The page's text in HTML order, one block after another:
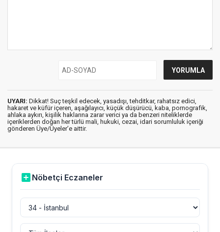
UYARI: Dikkat! Suç teşkil edecek, yasadışı, tehditkar, rahatsız edici,
hakaret ve küfür içeren, aşağılayıcı, küçük düşürücü, kaba, pornografik,
ahlaka aykırı, kişilik haklarına zarar verici ya da benzeri niteliklerde
içeriklerden doğan her türlü mali, hukuki, cezai, idari sorumluluk içeriği
gönderen Üye/Üyeler’e aittir.